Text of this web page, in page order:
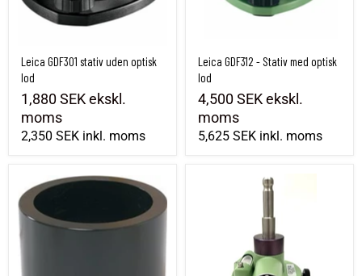
Leica GDF301 stativ uden optisk
lod
1,880 SEKekskl.
moms
2,350 SEK inkl. moms
Leica GDF312 - Stativ med optisk
lod
4,500 SEKekskl.
moms
5,625 SEK inkl. moms
Justeringscylinder til optisk lodlinje Prismeholder med optisk lodlinje